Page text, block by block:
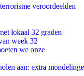
veroordeelden
lokaal 32 graden
week 32
we onze
aan: extra mondelinge